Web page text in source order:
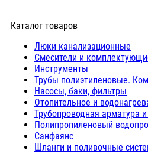
Каталог товаров
Люки канализационные
Cмесители и
Инструменты
Трубы полиэтиленовые.
Насосы, баки, фильтры
Отопительное и
Трубопроводная арматура
Полипропиленовый
Санфаянс
Шланги и поливочные